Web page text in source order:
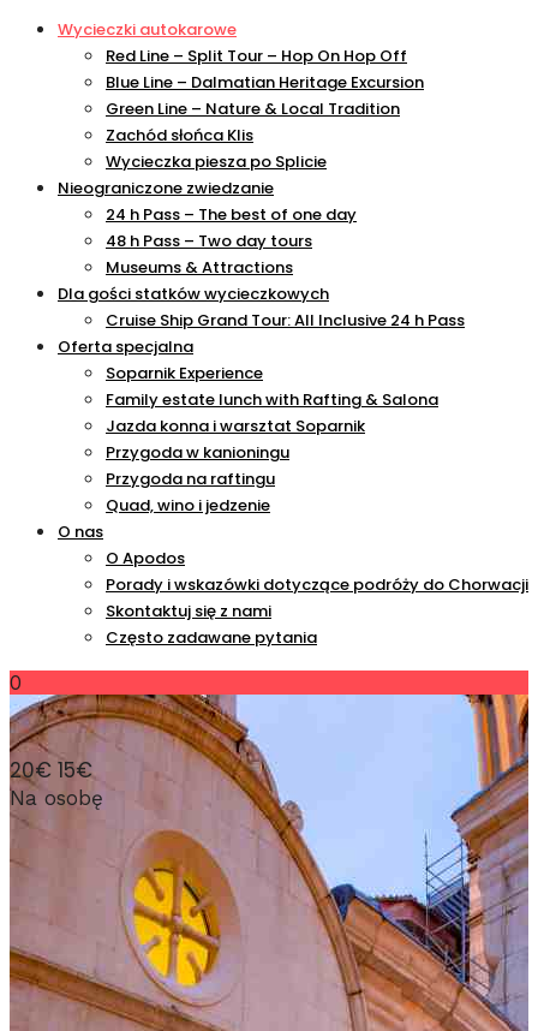
Wycieczki autokarowe
Red Line – Split Tour – Hop On Hop Off
Blue Line – Dalmatian Heritage Excursion
Green Line – Nature & Local Tradition
Zachód słońca Klis
Wycieczka piesza po Splicie
Nieograniczone zwiedzanie
24 h Pass – The best of one day
48 h Pass – Two day tours
Museums & Attractions
Dla gości statków wycieczkowych
Cruise Ship Grand Tour: All Inclusive 24 h Pass
Oferta specjalna
Soparnik Experience
Family estate lunch with Rafting & Salona
Jazda konna i warsztat Soparnik
Przygoda w kanioningu
Przygoda na raftingu
Quad, wino i jedzenie
O nas
O Apodos
Porady i wskazówki dotyczące podróży do Chorwacji
Skontaktuj się z nami
Często zadawane pytania
0
20€ 15€
Na osobę